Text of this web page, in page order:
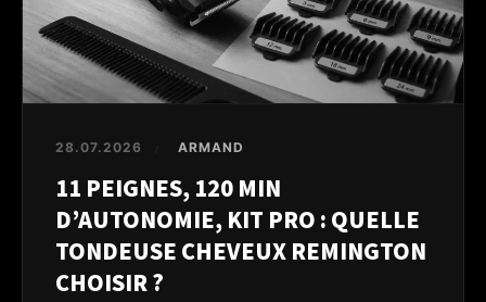
28.07.2026 ARMAND
11 PEIGNES, 120 MIN
D’AUTONOMIE, KIT PRO : QUELLE
TONDEUSE CHEVEUX REMINGTON
CHOISIR ?